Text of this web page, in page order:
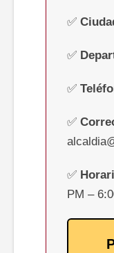
✅
✅
✅
✅
✅
PM –